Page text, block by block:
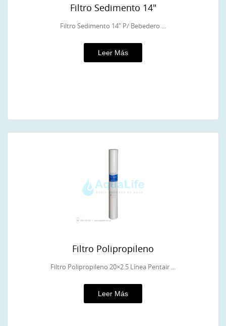
Filtro Sedimento 14″
Filtro Sedimento 14″ P/ Bebedero ...
Leer Más
Filtro Polipropileno
Filtro Polipropileno 20×2.5 Línea Pentair ...
Leer Más